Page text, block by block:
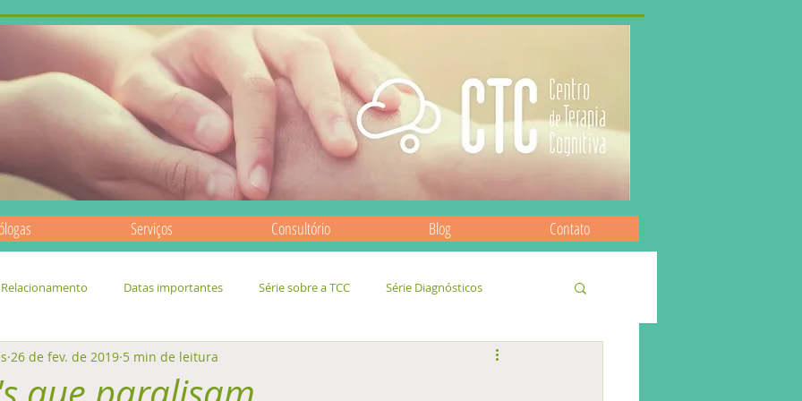
Serviços Consultório Blog Contato
Relacionamento Datas importantes Série sobre a TCC Série Diagnósticos
26 de fev. de 2019 5 min de leitura